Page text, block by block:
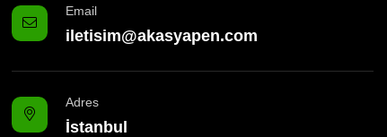
Email
iletisim@akasyapen.com
Adres
İstanbul